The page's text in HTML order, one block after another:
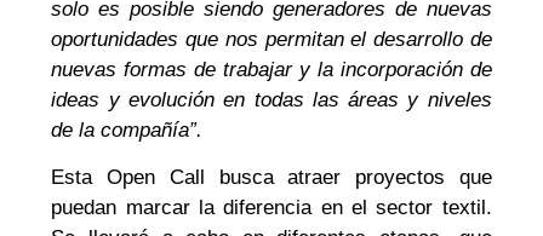
solo es posible siendo generadores de nuevas
oportunidades que nos permitan el desarrollo de
nuevas formas de trabajar y la incorporación de
ideas y evolución en todas las áreas y niveles
de la compañía”.
Esta Open Call busca atraer proyectos que
puedan marcar la diferencia en el sector textil.